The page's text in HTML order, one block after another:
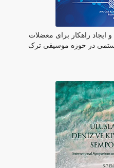
ایجاد راهکار برای معضلات
در حوزه موسیقی ترک